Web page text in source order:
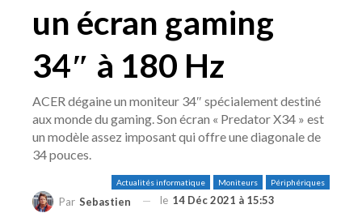
un écran gaming
34″ à 180 Hz
ACER dégaine un moniteur 34″ spécialement destiné
aux monde du gaming. Son écran « Predator X34 » est
un modèle assez imposant qui offre une diagonale de
34 pouces.
Actualités informatique Moniteurs Périphériques
Par Sebastien le 14 Déc 2021 à 15:53